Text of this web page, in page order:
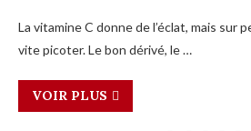
La vitamine C donne de l’éclat, mais sur
vite picoter. Le bon dérivé, le …
VOIR PLUS